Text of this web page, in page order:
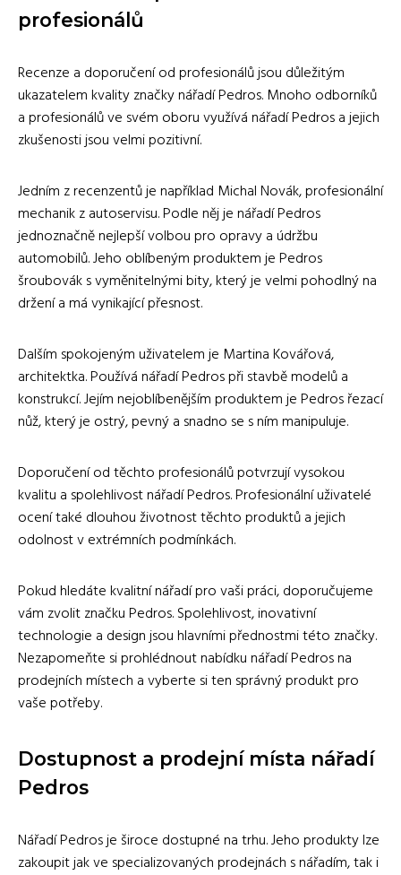
profesionálů
Recenze a doporučení od profesionálů jsou důležitým
ukazatelem kvality značky nářadí Pedros. Mnoho odborníků
a profesionálů ve svém oboru využívá nářadí Pedros a jejich
zkušenosti jsou velmi pozitivní.
Jedním z recenzentů je například Michal Novák, profesionální
mechanik z autoservisu. Podle něj je nářadí Pedros
jednoznačně nejlepší volbou pro opravy a údržbu
automobilů. Jeho oblíbeným produktem je Pedros
šroubovák s vyměnitelnými bity, který je velmi pohodlný na
držení a má vynikající přesnost.
Dalším spokojeným uživatelem je Martina Kovářová,
architektka. Používá nářadí Pedros při stavbě modelů a
konstrukcí. Jejím nejoblíbenějším produktem je Pedros řezací
nůž, který je ostrý, pevný a snadno se s ním manipuluje.
Doporučení od těchto profesionálů potvrzují vysokou
kvalitu a spolehlivost nářadí Pedros. Profesionální uživatelé
ocení také dlouhou životnost těchto produktů a jejich
odolnost v extrémních podmínkách.
Pokud hledáte kvalitní nářadí pro vaši práci, doporučujeme
vám zvolit značku Pedros. Spolehlivost, inovativní
technologie a design jsou hlavními přednostmi této značky.
Nezapomeňte si prohlédnout nabídku nářadí Pedros na
prodejních místech a vyberte si ten správný produkt pro
vaše potřeby.
Dostupnost a prodejní místa nářadí
Pedros
Nářadí Pedros je široce dostupné na trhu. Jeho produkty lze
zakoupit jak ve specializovaných prodejnách s nářadím, tak i